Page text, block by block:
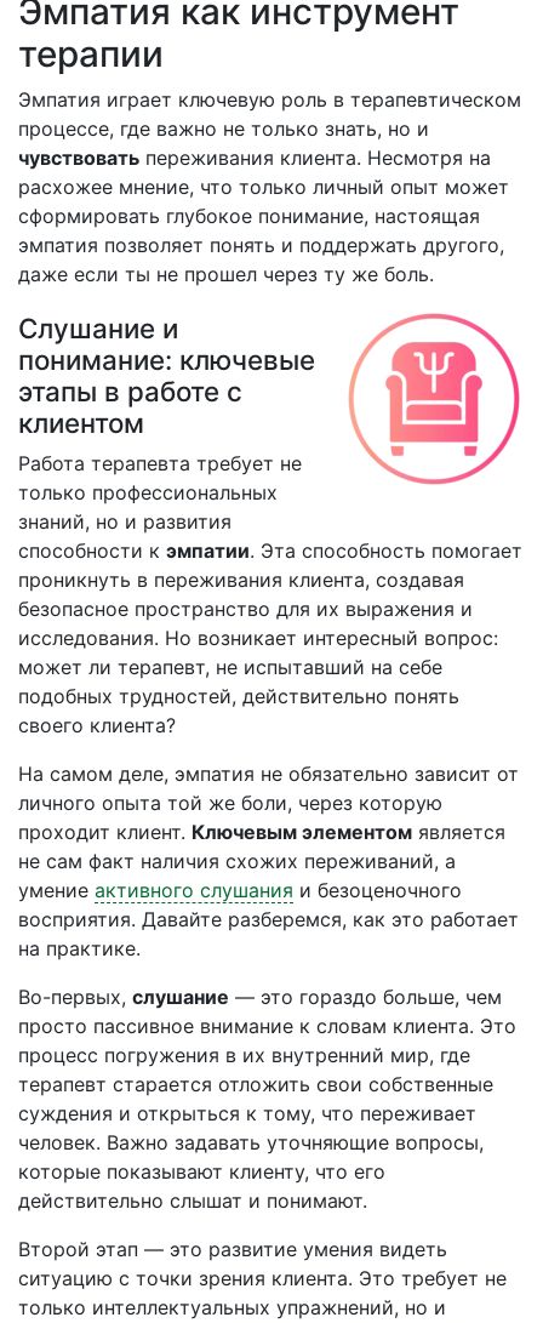
Эмпатия как инструмент
терапии
Эмпатия играет ключевую роль в терапевтическом
процессе, где важно не только знать, но и
чувствовать переживания клиента. Несмотря на
расхожее мнение, что только личный опыт может
сформировать глубокое понимание, настоящая
эмпатия позволяет понять и поддержать другого,
даже если ты не прошел через ту же боль.
Слушание и
понимание: ключевые
этапы в работе с
клиентом
Работа терапевта требует не
только профессиональных
знаний, но и развития
способности к эмпатии. Эта способность помогает
проникнуть в переживания клиента, создавая
безопасное пространство для их выражения и
исследования. Но возникает интересный вопрос:
может ли терапевт, не испытавший на себе
подобных трудностей, действительно понять
своего клиента?
На самом деле, эмпатия не обязательно зависит от
личного опыта той же боли, через которую
проходит клиент. Ключевым элементом является
не сам факт наличия схожих переживаний, а
умение активного слушания и безоценочного
восприятия. Давайте разберемся, как это работает
на практике.
Во-первых, слушание — это гораздо больше, чем
просто пассивное внимание к словам клиента. Это
процесс погружения в их внутренний мир, где
терапевт старается отложить свои собственные
суждения и открыться к тому, что переживает
человек. Важно задавать уточняющие вопросы,
которые показывают клиенту, что его
действительно слышат и понимают.
Второй этап — это развитие умения видеть
ситуацию с точки зрения клиента. Это требует не
только интеллектуальных упражнений, но и